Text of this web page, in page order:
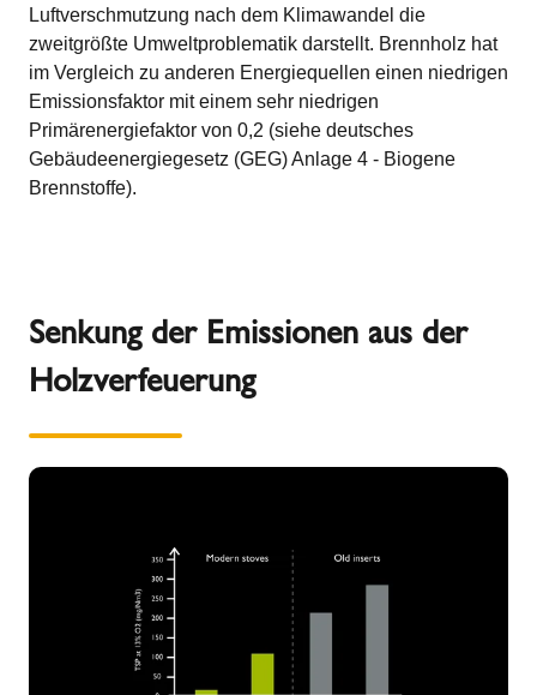
Luftverschmutzung nach dem Klimawandel die
zweitgrößte Umweltproblematik darstellt. Brennholz hat
im Vergleich zu anderen Energiequellen einen niedrigen
Emissionsfaktor mit einem sehr niedrigen
Primärenergiefaktor von 0,2 (siehe deutsches
Gebäudeenergiegesetz (GEG) Anlage 4 - Biogene
Brennstoffe).
Senkung der Emissionen aus der
Holzverfeuerung